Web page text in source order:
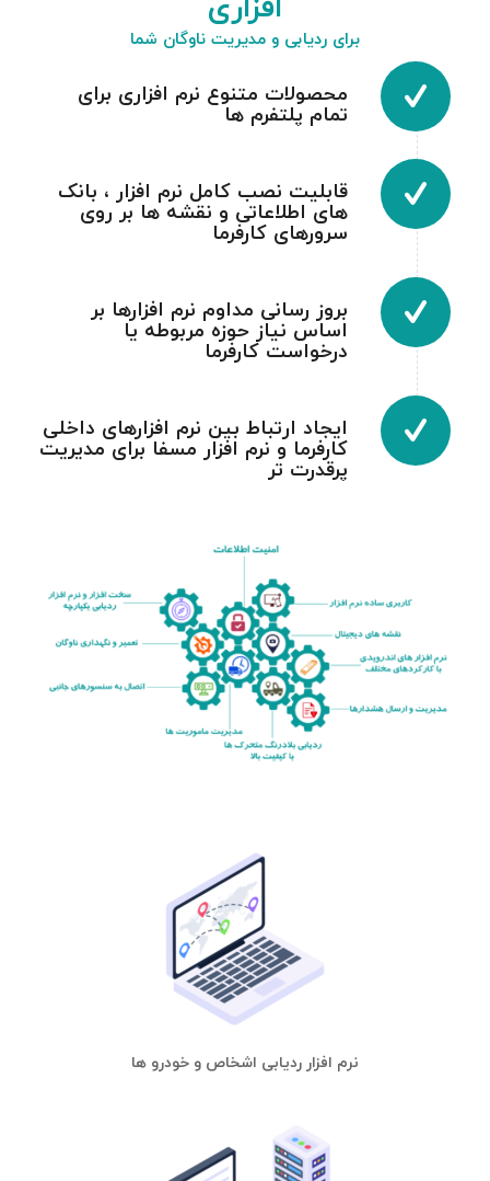
برای ردیابی و مدیریت ناوگان شما
محصولات متنوع نرم افزاری برای
تمام پلتفرم ها
قابلیت نصب کامل نرم افزار ، بانک
های اطلاعاتی و نقشه ها بر روی
سرورهای کارفرما
بروز رسانی مداوم نرم افزارها بر
اساس نیاز حوزه مربوطه یا
درخواست کارفرما
ایجاد ارتباط بین نرم افزارهای داخلی
کارفرما و نرم افزار مسفا برای مدیریت
پرقدرت تر
نرم افزار ردیابی اشخاص و خودرو ها